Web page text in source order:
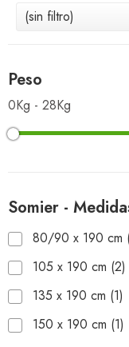
(sin filtro)
Peso
0Kg - 28Kg
Somier -
80/90 x 190 cm
105 x 190 cm (2)
135 x 190 cm (1)
150 x 190 cm (1)